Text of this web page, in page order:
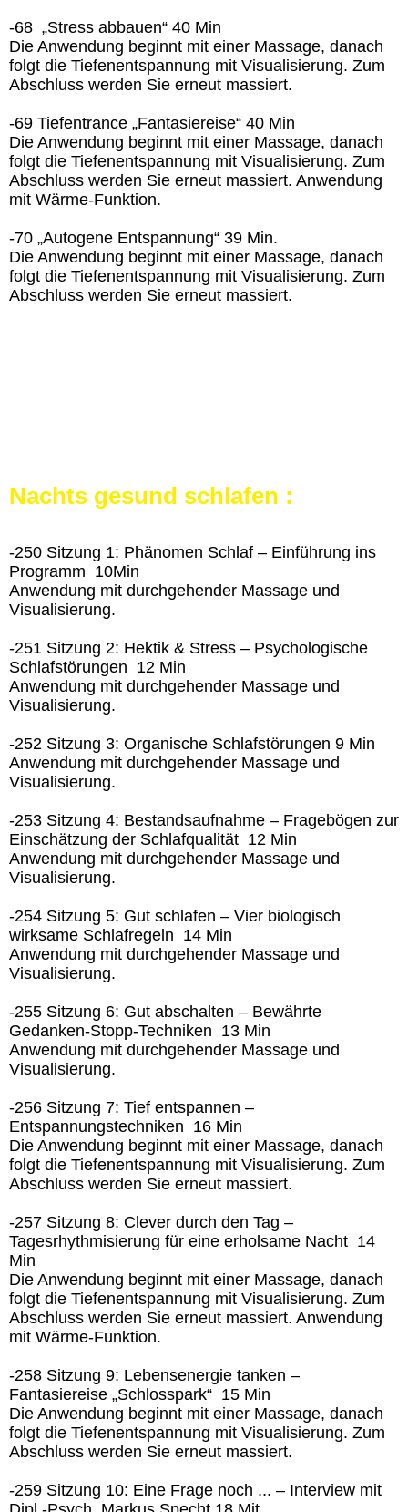
-68 „Stress abbauen“ 40 Min
Die Anwendung beginnt mit einer Massage, danach
folgt die Tiefenentspannung mit Visualisierung. Zum
Abschluss werden Sie erneut massiert.
-69 Tiefentrance „Fantasiereise“ 40 Min
Die Anwendung beginnt mit einer Massage, danach
folgt die Tiefenentspannung mit Visualisierung. Zum
Abschluss werden Sie erneut massiert. Anwendung
mit Wärme-Funktion.
-70 „Autogene Entspannung“ 39 Min.
Die Anwendung beginnt mit einer Massage, danach
folgt die Tiefenentspannung mit Visualisierung. Zum
Abschluss werden Sie erneut massiert.
Nachts gesund schlafen :
-250 Sitzung 1: Phänomen Schlaf – Einführung ins
Programm 10Min
Anwendung mit durchgehender Massage und
Visualisierung.
-251 Sitzung 2: Hektik & Stress – Psychologische
Schlafstörungen 12 Min
Anwendung mit durchgehender Massage und
Visualisierung.
-252 Sitzung 3: Organische Schlafstörungen 9 Min
Anwendung mit durchgehender Massage und
Visualisierung.
-253 Sitzung 4: Bestandsaufnahme – Fragebögen zur
Einschätzung der Schlafqualität 12 Min
Anwendung mit durchgehender Massage und
Visualisierung.
-254 Sitzung 5: Gut schlafen – Vier biologisch
wirksame Schlafregeln 14 Min
Anwendung mit durchgehender Massage und
Visualisierung.
-255 Sitzung 6: Gut abschalten – Bewährte
Gedanken-Stopp-Techniken 13 Min
Anwendung mit durchgehender Massage und
Visualisierung.
-256 Sitzung 7: Tief entspannen –
Entspannungstechniken 16 Min
Die Anwendung beginnt mit einer Massage, danach
folgt die Tiefenentspannung mit Visualisierung. Zum
Abschluss werden Sie erneut massiert.
-257 Sitzung 8: Clever durch den Tag –
Tagesrhythmisierung für eine erholsame Nacht 14
Min
Die Anwendung beginnt mit einer Massage, danach
folgt die Tiefenentspannung mit Visualisierung. Zum
Abschluss werden Sie erneut massiert. Anwendung
mit Wärme-Funktion.
-258 Sitzung 9: Lebensenergie tanken –
Fantasiereise „Schlosspark“ 15 Min
Die Anwendung beginnt mit einer Massage, danach
folgt die Tiefenentspannung mit Visualisierung. Zum
Abschluss werden Sie erneut massiert.
-259 Sitzung 10: Eine Frage noch ... – Interview mit